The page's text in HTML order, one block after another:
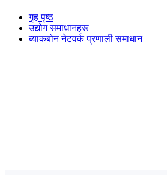
गृह पृष्ठ
उद्योग समाधानहरू
ब्याकबोन नेटवर्क प्रणाली समाधान